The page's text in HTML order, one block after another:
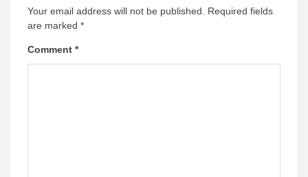
Your email address will not be published.
Required fields
are marked *
Comment *